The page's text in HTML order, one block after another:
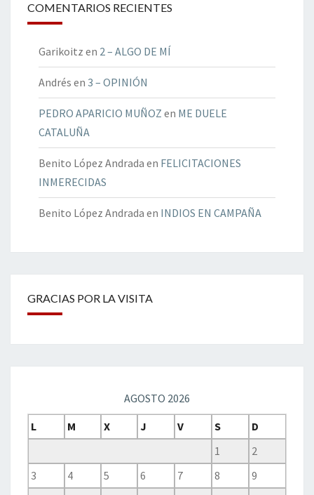
COMENTARIOS RECIENTES
Garikoitz en 2 – ALGO DE MÍ
Andrés en 3 – OPINIÓN
PEDRO APARICIO MUÑOZ en ME DUELE
CATALUÑA
Benito López Andrada en FELICITACIONES
INMERECIDAS
Benito López Andrada en INDIOS EN CAMPAÑA
GRACIAS POR LA VISITA
AGOSTO 2026
L
M X J V S
D
1
2
3
4 5 6 7 8
9